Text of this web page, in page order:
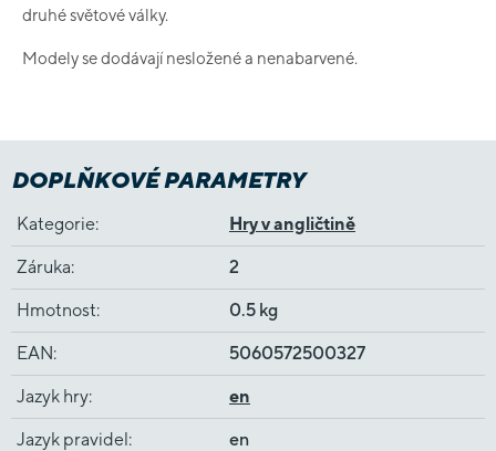
druhé světové války.
Modely se dodávají nesložené a nenabarvené.
DOPLŇKOVÉ PARAMETRY
Kategorie: Hry v angličtině
Záruka: 2
Hmotnost: 0.5 kg
EAN: 5060572500327
Jazyk hry: en
Jazyk pravidel : en